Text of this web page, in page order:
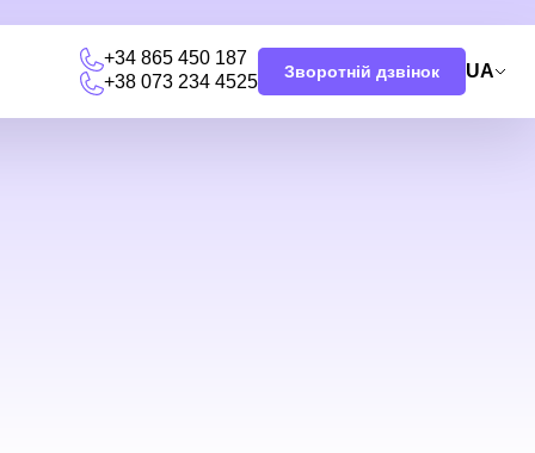
+34 865 450 187
+38 073 234 4525
Зворотній дзвінок UA